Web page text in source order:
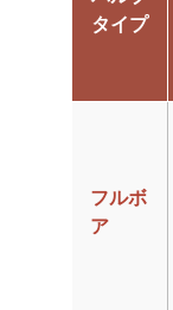
タイプ
フルボ
ア